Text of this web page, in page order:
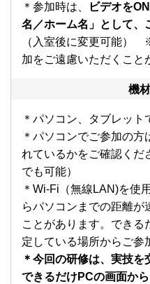
＊参加時は、
ビデオを
名／ホーム名」として、
（入室後に変更可能）
加をご遠慮いただくこと
機
＊パソコン、タブレット
＊パソコンでご参加の
れているかをご確認くだ
でも可能）
＊Wi-Fi（無線LAN)を使
らパソコンまでの距離が
ことがあります。できる
定している場所からご参
＊今回の研修は、実技を
できるだけPCの画面か